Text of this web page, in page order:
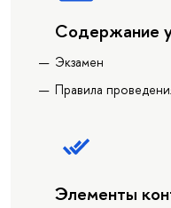
Содержание
Экзамен
Правила
Элементы